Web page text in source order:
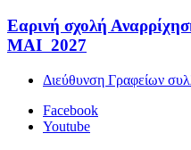
Εαρινή σχολή
ΜΑΙ 2027
Διεύθυνση Γραφείων
Facebook
Youtube